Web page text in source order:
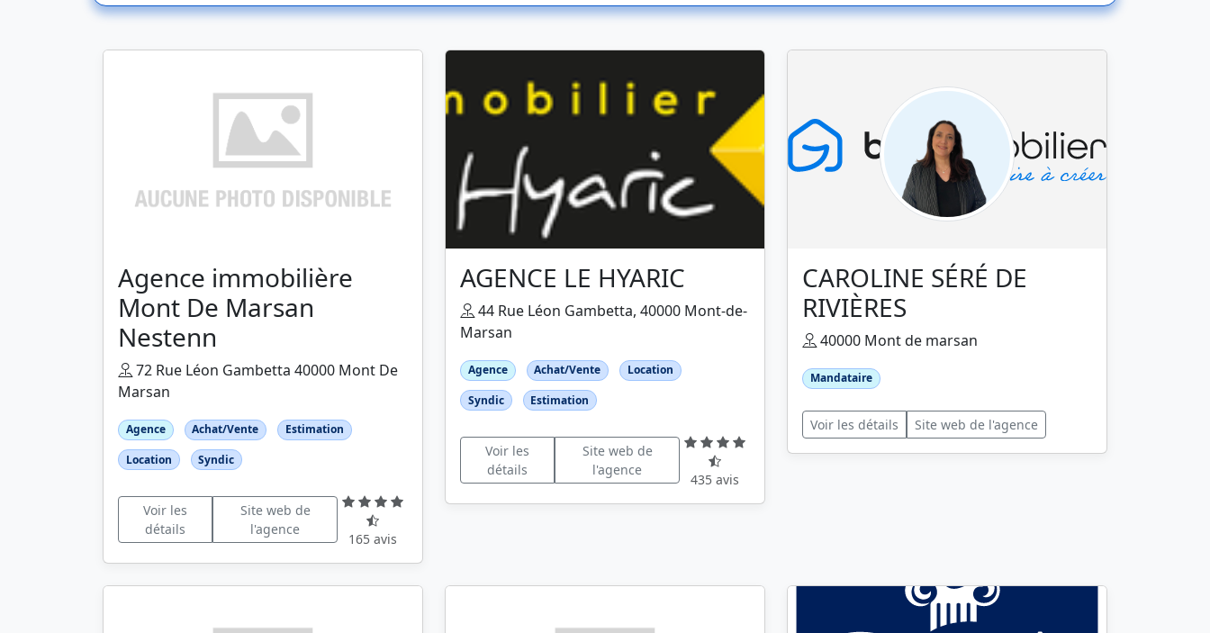
Agence immobilière
Mont De Marsan
Nestenn
72 Rue Léon Gambetta 40000 Mont De
Marsan
Agence Achat/Vente
Estimation
Location
Syndic
Voir les
détails
Site web de
l'agence
165 avis
AGENCE LE HYARIC
44 Rue Léon Gambetta, 40000 Mont-de-
Marsan
Agence Achat/Vente
Location
Syndic
Estimation
Voir les
détails
Site web de
l'agence
435 avis
CAROLINE SÉRÉ DE
RIVIÈRES
40000 Mont de marsan
Mandataire
Voir les détails Site web de l'agence